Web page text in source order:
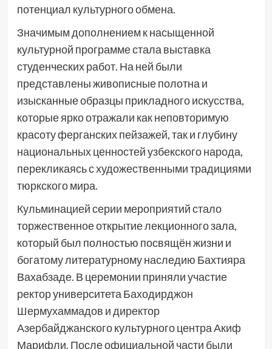
потенциал культурного обмена.
Значимым дополнением к насыщенной
культурной программе стала выставка
студенческих работ. На ней были
представлены живописные полотна и
изысканные образцы прикладного искусства,
которые ярко отражали как неповторимую
красоту ферганских пейзажей, так и глубину
национальных ценностей узбекского народа,
перекликаясь с художественными традициями
тюркского мира.
Кульминацией серии мероприятий стало
торжественное открытие лекционного зала,
который был полностью посвящён жизни и
богатому литературному наследию Бахтияра
Вахабзаде. В церемонии приняли участие
ректор университета Баходирджон
Шермухаммадов и директор
Азербайджанского культурного центра Акиф
Марифли. После официальной части были